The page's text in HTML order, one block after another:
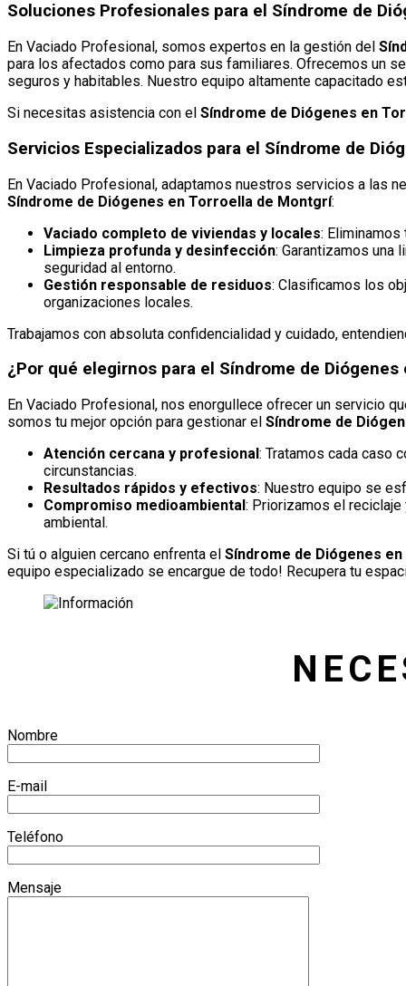
Soluciones Profesionales para el Síndrome de
En Vaciado Profesional, somos expertos en la gestión del
para los afectados como para sus familiares. Ofrecemos un
seguros y habitables. Nuestro equipo altamente capacitado
Si necesitas asistencia con el Síndrome de Diógenes en
Servicios Especializados para el Síndrome de
En Vaciado Profesional, adaptamos nuestros servicios a las
Síndrome de Diógenes en Torroella de Montgrí:
Vaciado completo de viviendas y locales:
Limpieza profunda y desinfección: Garantizamos una
seguridad al entorno.
Gestión responsable de residuos: Clasificamos los
organizaciones locales.
Trabajamos con absoluta confidencialidad y cuidado,
¿Por qué elegirnos para el Síndrome de
En Vaciado Profesional, nos enorgullece ofrecer un servicio
somos tu mejor opción para gestionar el Síndrome de
Atención cercana y profesional: Tratamos cada caso
circunstancias.
Resultados rápidos y efectivos: Nuestro equipo se
Compromiso medioambiental: Priorizamos el
ambiental.
Si tú o alguien cercano enfrenta el Síndrome de Diógenes
equipo especializado se encargue de todo! Recupera tu
Nombre
E-mail
Teléfono
Mensaje